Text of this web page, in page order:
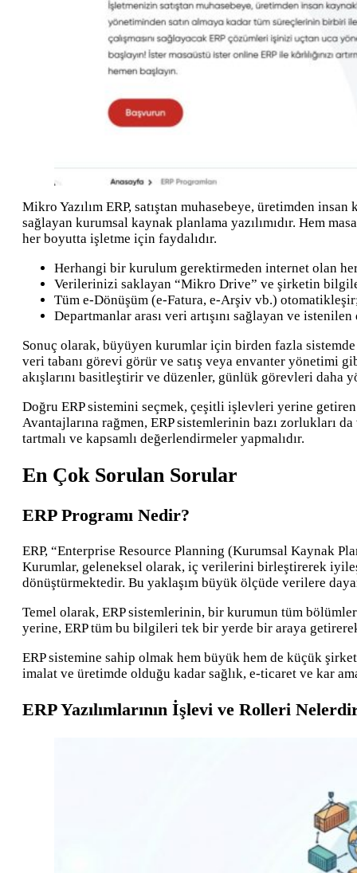
Mikro Yazılım ERP, satıştan muhasebeye, üretimden
sağlayan kurumsal kaynak planlama yazılımıdır. Hem
her boyutta işletme için faydalıdır.
Herhangi bir kurulum gerektirmeden internet olan her
Verilerinizi saklayan “Mikro Drive” ve şirketin
Tüm e-Dönüşüm (e-Fatura, e-Arşiv vb.)
Departmanlar arası veri artışını sağlayan ve
Sonuç olarak, büyüyen kurumlar için birden fazla
veri tabanı görevi görür ve satış veya envanter yönetimi
akışlarını basitleştirir ve düzenler, günlük görevleri daha
Doğru ERP sistemini seçmek, çeşitli işlevleri yerine
Avantajlarına rağmen, ERP sistemlerinin bazı zorlukları
tartmalı ve kapsamlı değerlendirmeler yapmalıdır.
En Çok Sorulan Sorular
ERP Programı Nedir?
ERP, “Enterprise Resource Planning (Kurumsal Kaynak
Kurumlar, geleneksel olarak, iç verilerini birleştirerek
dönüştürmektedir. Bu yaklaşım büyük ölçüde verilere
Temel olarak, ERP sistemlerinin, bir kurumun tüm
yerine, ERP tüm bu bilgileri tek bir yerde bir araya
ERP sistemine sahip olmak hem büyük hem de küçük
imalat ve üretimde olduğu kadar sağlık, e-ticaret ve kar
ERP Yazılımlarının İşlevi ve Rolleri